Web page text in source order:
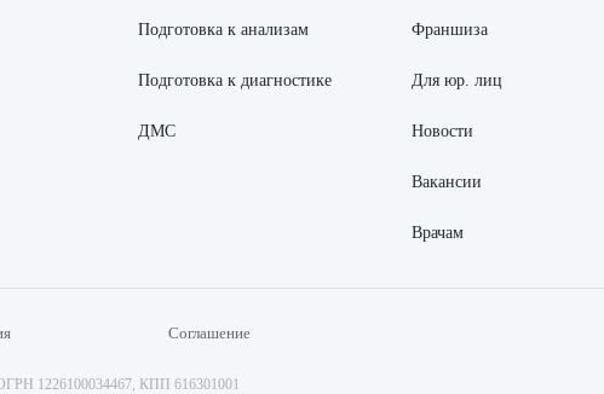
Подготовка к анализам
Подготовка к диагностике
ДМС
Франшиза
Для юр. лиц
Новости
Вакансии
Врачам
Соглашение
1226100034467, КПП 616301001